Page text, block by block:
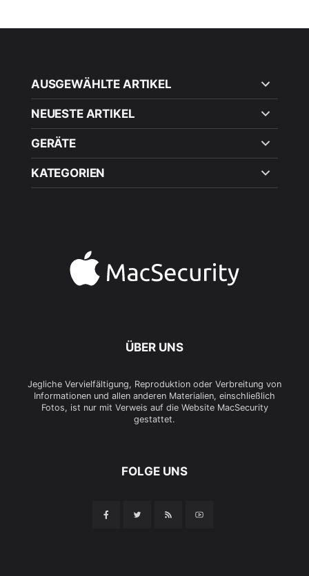
AUSGEWÄHLTE ARTIKEL
NEUESTE ARTIKEL
GERÄTE
KATEGORIEN
ÜBER UNS
Jegliche Vervielfältigung, Reproduktion oder Verbreitung von
Informationen und allen anderen Materialien, einschließlich
Fotos, ist nur mit Verweis auf die Website MacSecurity
gestattet.
FOLGE UNS